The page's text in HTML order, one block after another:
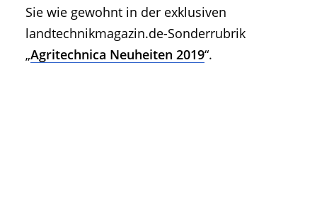
Sie wie gewohnt in der exklusiven
landtechnikmagazin.de-Sonderrubrik
„Agritechnica Neuheiten 2019“.